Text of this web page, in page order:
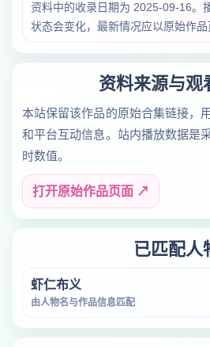
资料中的收录日期为 2025-09-16。
状态会变化，最新情况应以原始作品
资料来源与观
本站保留该作品的原始合集链接，
和平台互动信息。站内播放数据是
时数值。
打开原始作品页面 ↗
已匹配人
虾仁布义
由人物名与作品信息匹配